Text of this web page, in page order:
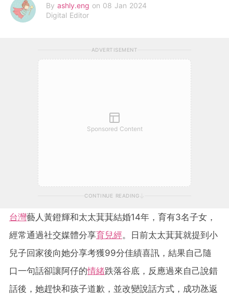
By ashly.eng on 08 Jan 2024
Digital Editor
ADVERTISEMENT
Sponsored Content
CONTINUE READING
台灣藝人黃鐙輝和太太萁萁結婚14年，育有3名子女，
經常通過社交媒體分享育兒經。日前太太萁萁就提到小
兒子回家後向她分享考獲99分佳績喜訊，結果自己隨
口一句話卻讓阿仔的情緒跌落谷底，反應過來自己說錯
話後，她趕快和孩子道歉，並改變說話方式，成功氹返